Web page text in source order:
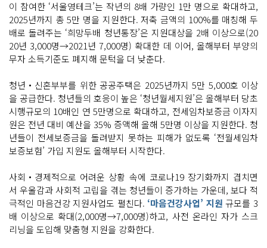
이 참여한 ‘서울영테크’는 작년의 8배 가량인 1만 명으로 확대하고,
2025년까지 총 5만 명을 지원한다. 저축 금액의 100%를 매칭해 두
배로 돌려주는 ‘희망두배 청년통장’은 지원대상을 2배 이상으로(20
20년 3,000명→2021년 7,000명) 확대한 데 이어, 올해부터 부양의
무자 소득기준도 폐지해 문턱을 더 낮춘다.
청년‧신혼부부를 위한 공공주택은 2025년까지 5만 5,000호 이상
을 공급한다. 청년들의 호응이 높은 ‘청년월세지원’은 올해부터 당초
시행규모의 10배인 연 5만명으로 확대하고, 전세임차보증금 이자지
원은 전년 대비 예산을 35% 증액해 올해 5만명 이상을 지원한다. 청
년들이 전세보증금을 돌려받지 못하는 피해가 없도록 ‘전월세임차
보증보험’ 가입 지원도 올해부터 시작한다.
사회‧경제적으로 어려운 상황 속에 코로나19 장기화까지 겹치면
서 우울감과 사회적 고립을 겪는 청년들이 증가하는 가운데, 보다 적
극적인 마음건강 지원사업도 펼친다. ‘마음건강사업’ 지원 규모를 3
배 이상으로 확대(2,000명→7,000명)하고, 사전 온라인 자가 스크
리닝을 도입해 맞춤형 지원을 강화한다.